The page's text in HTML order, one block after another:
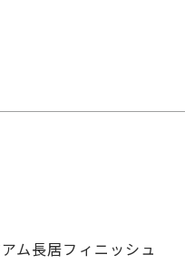
ム長居フィニッシュ